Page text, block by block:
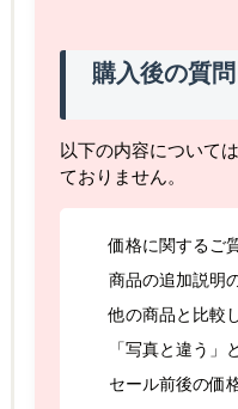
購入後の質
以下の内容について
ておりません。
価格に関するご
商品の追加説明
他の商品と比較
「写真と違う」
セール前後の価